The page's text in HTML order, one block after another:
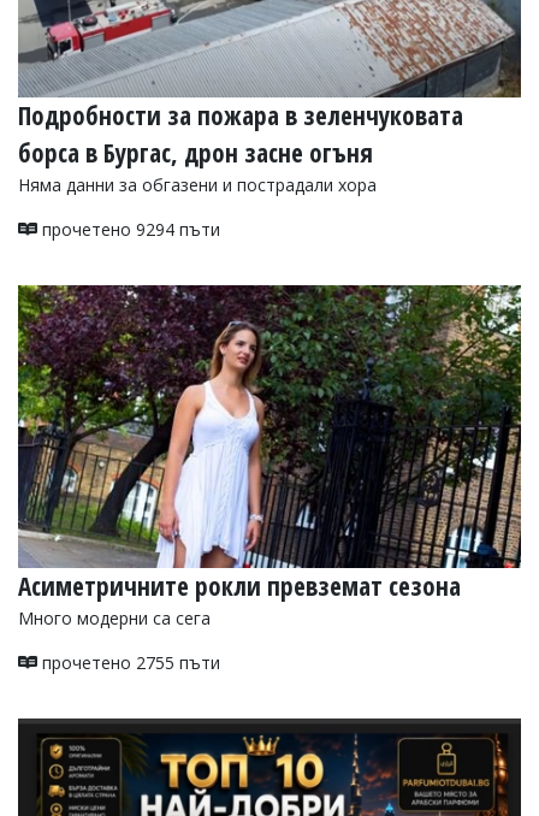
Подробности за пожара в зеленчуковата
борса в Бургас, дрон засне огъня
Няма данни за обгазени и пострадали хора
прочетено 9294 пъти
Асиметричните рокли превземат сезона
Много модерни са сега
прочетено 2755 пъти